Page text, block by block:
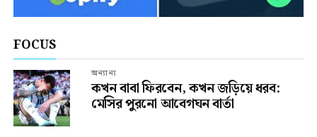
FOCUS
অন্যান্য
কখন বাবা ফিরবেন, কখন জড়িয়ে ধরব:
মেসির পুরনো আবেগঘন বার্তা